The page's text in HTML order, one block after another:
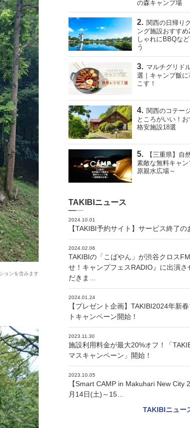
ョンを含みます
の森キャンプ場
関西の日帰り
ング施設おすすめ
しゃれにBBQな
う
マルチグリド
選｜キャンプ飯に
こす！
関西のコテー
ところがいい！
格安施設18選
【三重県】自
素敵な無料キャ
原親水広場～
TAKIBIニュース
2024.10.01
【TAKIBI予約サイト】サービス終了の
2024.02.06
TAKIBIの「こばやん」が渋谷クロス
せ！キャンプフェスRADIO』に出演さ
だきま…
2024.01.24
【プレゼント企画】TAKIBI2024年新
トキャンペーン開始！
2023.11.30
施設利用料金が最大20%オフ！「
マスキャンペーン」開始！
2023.10.05
【Smart CAMP in Makuhari New City
月14日(土)～15…
TAKIBIニュー